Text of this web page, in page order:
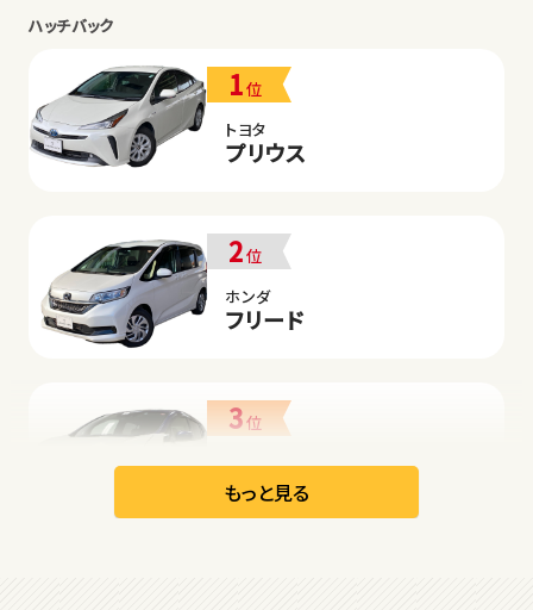
ハッチバック
1位
トヨタ
プリウス
2位
ホンダ
フリード
3位
日産
リーフ
もっと見る